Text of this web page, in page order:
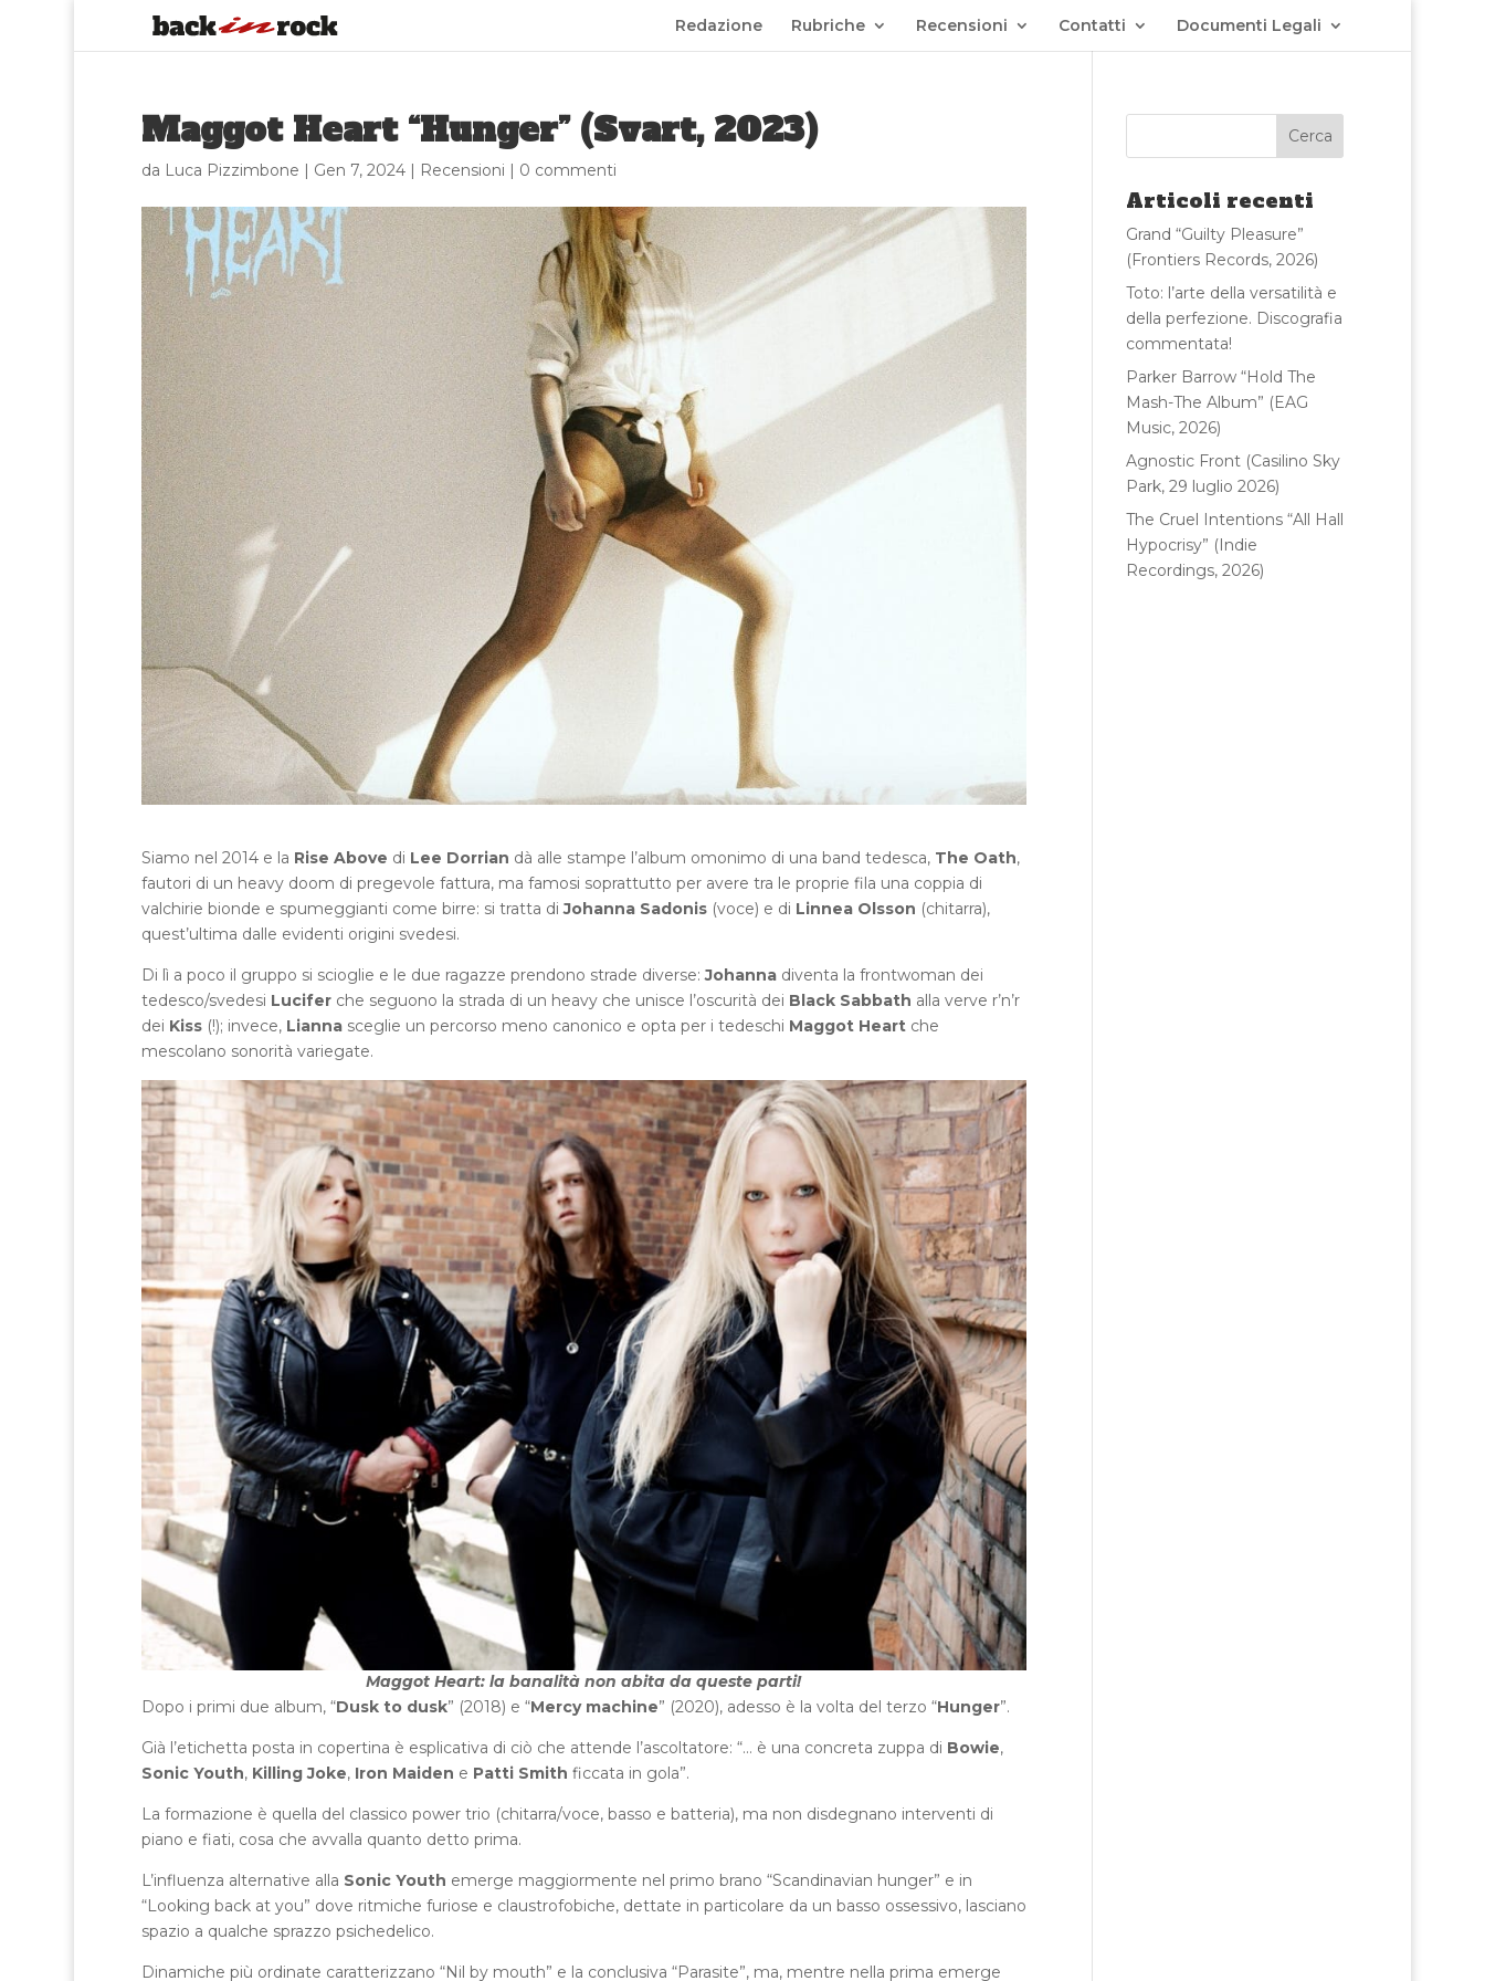
Redazione Rubriche Recensioni Contatti Documenti Legali
Maggot Heart “Hunger” (Svart, 2023)
da Luca Pizzimbone | Gen 7, 2024| Recensioni | 0 commenti
Siamo nel 2014 e la Rise Above di Lee Dorrian dà alle stampe l’album omonimo di una band tedesca, The Oath,
fautori di un heavy doom di pregevole fattura, ma famosi soprattutto per avere tra le proprie fila una coppia di
valchirie bionde e spumeggianti come birre: si tratta diJohanna Sadonis(voce) e di Linnea Olsson (chitarra),
quest’ultima dalle evidenti origini svedesi.
Di lì a poco il gruppo si scioglie e le due ragazze prendono strade diverse:Johannadiventa la frontwoman dei
tedesco/svedesi Luciferche seguono la strada di un heavy che unisce l’oscurità dei Black Sabbath alla verve r’n’r
dei Kiss(!); invece, Liannasceglie un percorso meno canonico e opta per i tedeschi Maggot Heartche
mescolano sonorità variegate.
Maggot Heart: la banalità non abita da queste parti!
Dopo i primi due album, “Dusk to dusk” (2018) e “Mercy machine” (2020), adesso è la volta del terzo “Hunger”.
Già l’etichetta posta in copertina è esplicativa di ciò che attende l’ascoltatore: “… è una concreta zuppa di Bowie,
Sonic Youth, Killing Joke, Iron Maiden e Patti Smith ficcata in gola”.
La formazione è quella del classico power trio (chitarra/voce, basso e batteria), ma non disdegnano interventi di
piano e fiati, cosa che avvalla quanto detto prima.
L’influenza alternative alla Sonic Youth emerge maggiormente nel primo brano “Scandinavian hunger” e in
“Looking back at you” dove ritmiche furiose e claustrofobiche, dettate in particolare da un basso ossessivo, lasciano
spazio a qualche sprazzo psichedelico.
Dinamiche più ordinate caratterizzano “Nil by mouth” e la conclusiva “Parasite”, ma, mentre nella prima emerge
Articoli recenti
Grand “Guilty Pleasure”
(Frontiers Records, 2026)
Toto: l’arte della versatilità e
della perfezione. Discografia
commentata!
Parker Barrow “Hold The
Mash-The Album” (EAG
Music, 2026)
Agnostic Front (Casilino Sky
Park, 29 luglio 2026)
The Cruel Intentions “All Hall
Hypocrisy” (Indie
Recordings, 2026)